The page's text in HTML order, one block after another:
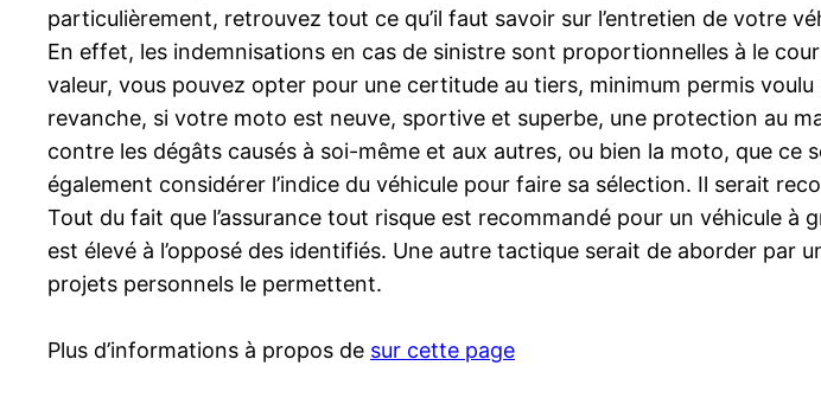
particulièrement, retrouvez tout ce qu’il faut savoir sur l’entretien de votre
En effet, les indemnisations en cas de sinistre sont proportionnelles à le
valeur, vous pouvez opter pour une certitude au tiers, minimum permis
revanche, si votre moto est neuve, sportive et superbe, une protection au
contre les dégâts causés à soi-même et aux autres, ou bien la moto, que ce
également considérer l’indice du véhicule pour faire sa sélection. Il serait
Tout du fait que l’assurance tout risque est recommandé pour un véhicule à
est élevé à l’opposé des identifiés. Une autre tactique serait de aborder
projets personnels le permettent.
Plus d’informations à propos de sur cette page